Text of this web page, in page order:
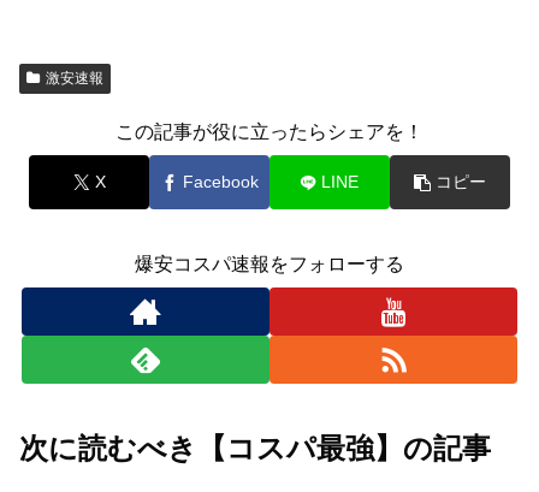
激安速報
この記事が役に立ったらシェアを！
X Facebook LINE コピー
爆安コスパ速報をフォローする
次に読むべき【コスパ最強】の記事